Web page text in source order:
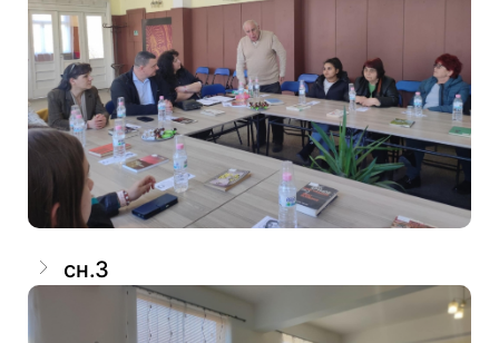
сн.3